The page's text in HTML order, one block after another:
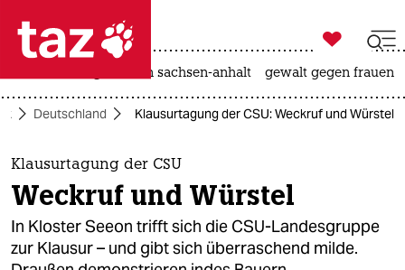
 taz zahl ich
taz zahl ich
themen
politik
öko

taz zahl ich
landtagswahl in sachsen-anhalt gewalt gegen frauen
Deutschland Klausurtagung der CSU: Weckruf und Würstel
Klausurtagung der CSU
Weckruf und Würstel
In Kloster Seeon trifft sich die CSU-Landesgruppe
zur Klausur – und gibt sich überraschend milde.